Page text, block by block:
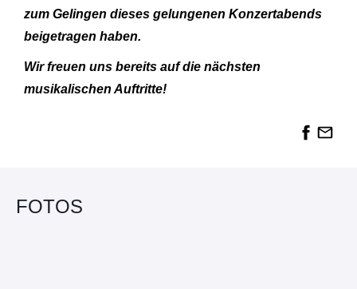
zum Gelingen dieses gelungenen Konzertabends
beigetragen haben.
Wir freuen uns bereits auf die nächsten
musikalischen Auftritte!
FOTOS